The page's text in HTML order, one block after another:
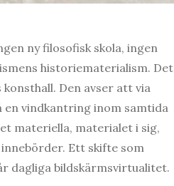
ny filosofisk skola, ingen
historiematerialism. Det
Den avser att via
vindkantring inom samtida
materiella, materialet i sig,
Ett skifte som
dagliga bildskärmsvirtualitet.